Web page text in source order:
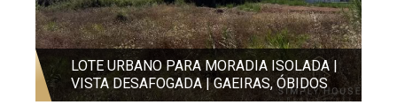
LOTE URBANO PARA MORADIA ISOLADA |
VISTA DESAFOGADA | GAEIRAS, ÓBIDOS